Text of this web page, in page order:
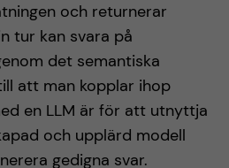
och returnerar
tur kan svara på
det semantiska
att man kopplar ihop
en LLM är för att utnyttja
och upplärd modell
gedigna svar.